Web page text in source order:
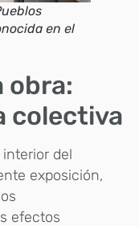
en el
obra:
colectiva
del
exposición,
efectos